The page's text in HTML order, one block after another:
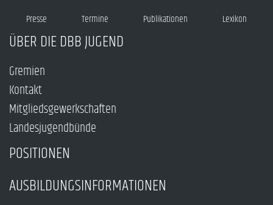
Presse Termine Publikationen Lexikon
ÜBER DIE DBB JUGEND
Gremien
Kontakt
Mitgliedsgewerkschaften
Landesjugendbünde
POSITIONEN
AUSBILDUNGSINFORMATIONEN